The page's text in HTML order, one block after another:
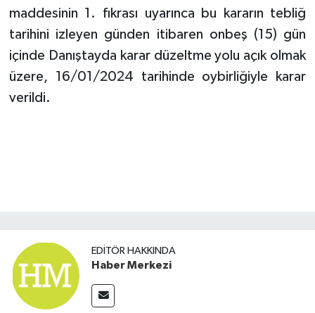
maddesinin 1. fıkrası uyarınca bu kararın tebliğ
tarihini izleyen günden itibaren onbeş (15) gün
içinde Danıştayda karar düzeltme yolu açık olmak
üzere, 16/01/2024 tarihinde oybirliğiyle karar
verildi.
EDITÖR HAKKINDA
Haber Merkezi